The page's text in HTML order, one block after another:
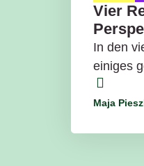
Vier
In den
einiges
Maja